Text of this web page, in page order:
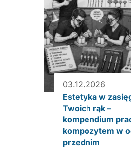
03.12.2026
Estetyka w
Twoich rąk –
kompendium
kompozytem w
przednim